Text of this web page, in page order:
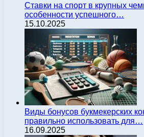
Ставки на спорт в крупных
особенности успешного…
15.10.2025
Виды бонусов букмекерских
правильно использовать для…
16.09.2025